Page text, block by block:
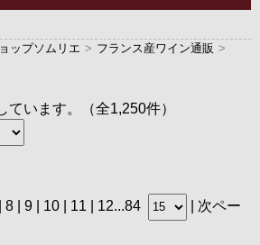
ップソムリエ > フランス産ワイン通販 >
ています。（全1,250件）
8| 9| 10| 11 12...84
次ペー